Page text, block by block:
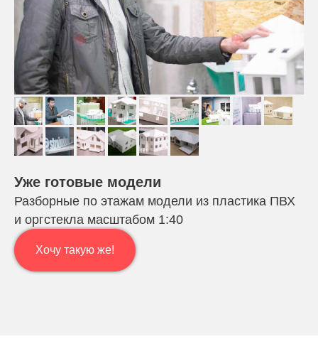
Уже готовые модели
Разборные по этажам модели из пластика ПВХ
и оргстекла масштабом 1:40
Хочу такую же!